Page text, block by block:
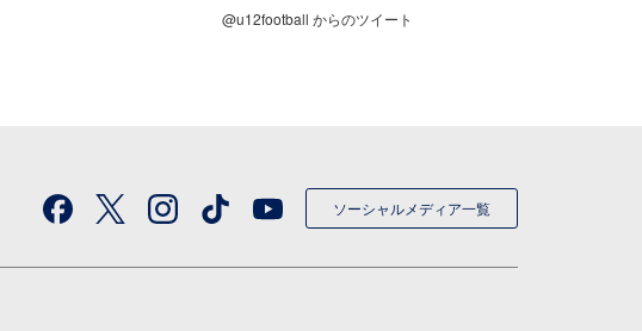
@u12football からのツイート
ソーシャルメディア一覧